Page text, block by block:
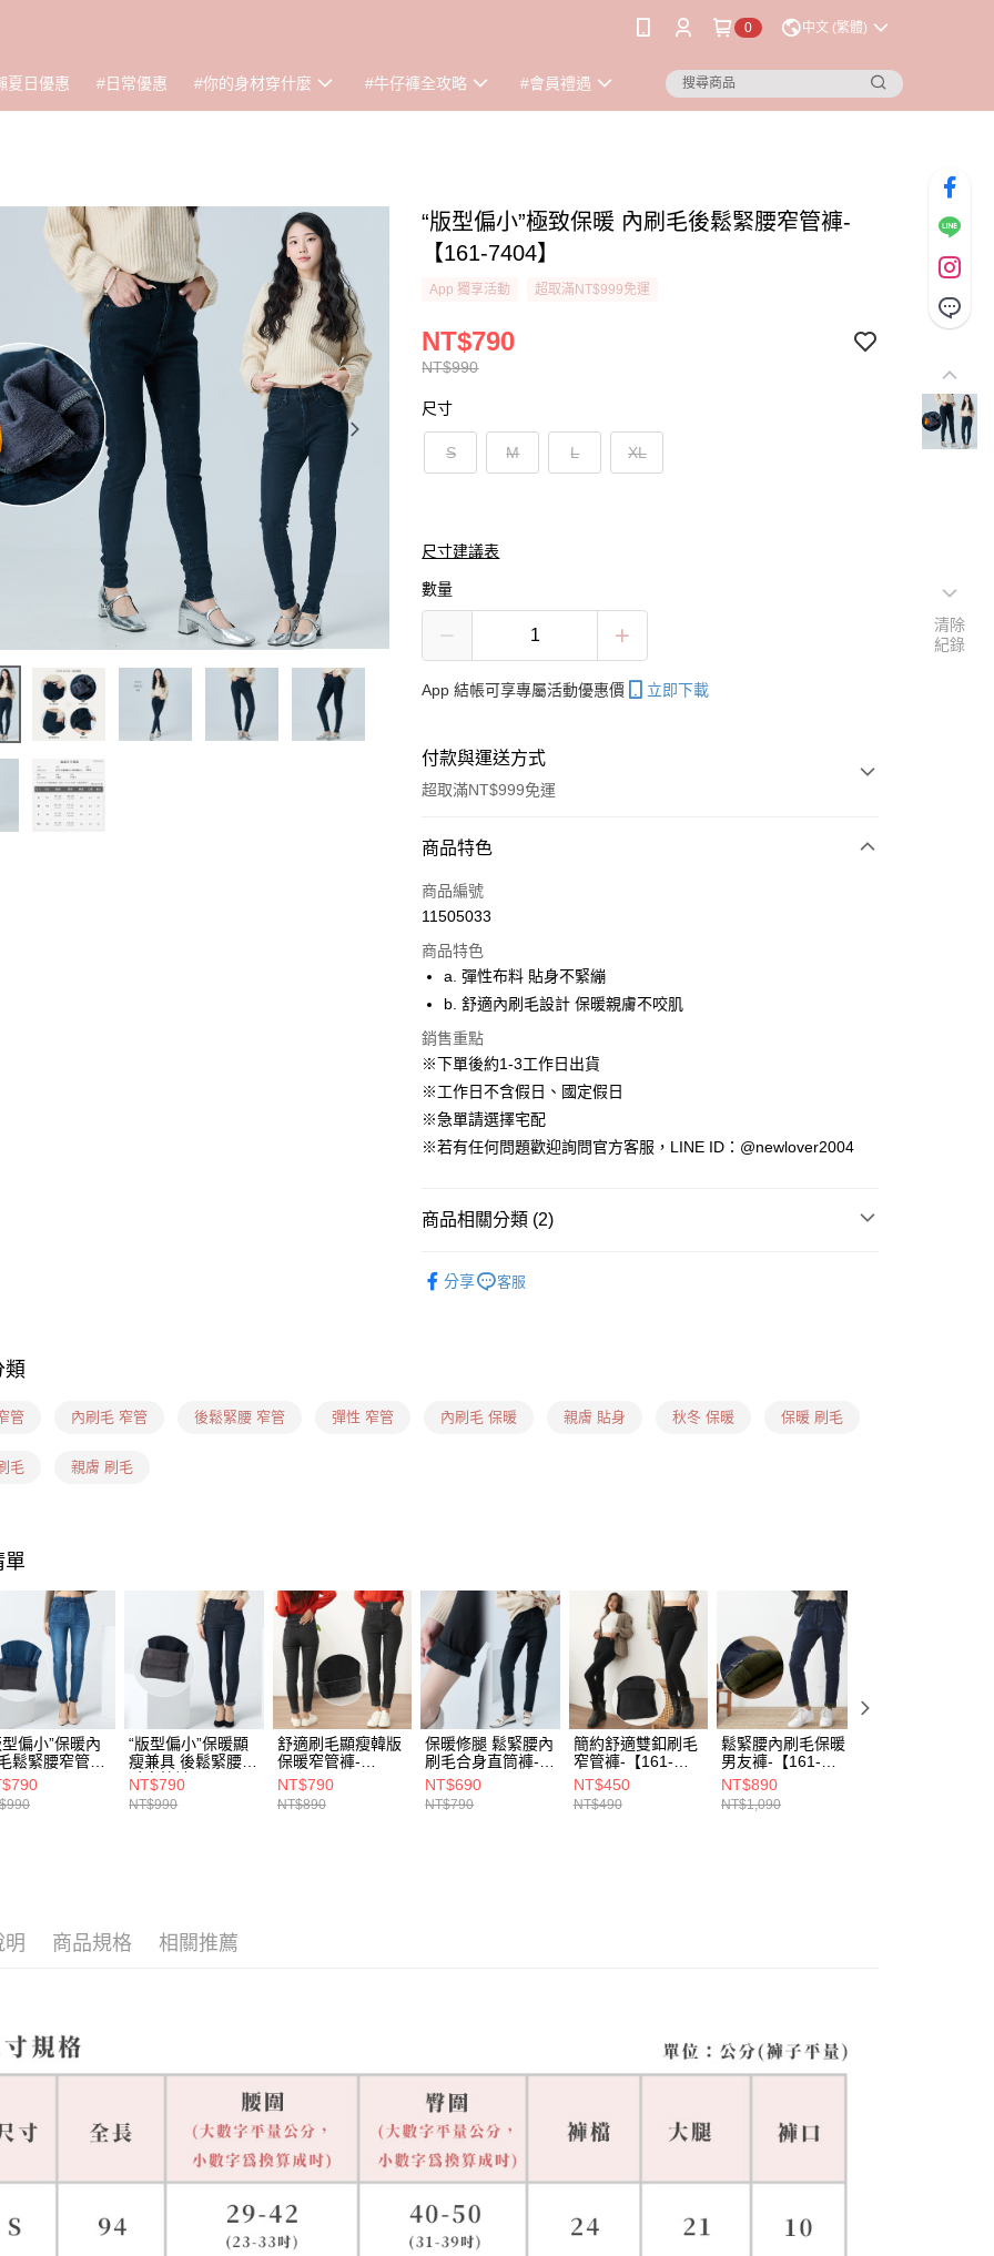
0 中文 (繁體)
夏日優惠 #日常優惠 #你的身材穿什麼 #牛仔褲全攻略 #會員禮遇
“版型偏小”極致保暖 內刷毛後鬆緊腰窄管褲-
【161-7404】
App 獨享活動 超取滿NT$999免運
NT$990
NT$790
尺寸
S M L XL
尺寸建議表
數量
App 結帳可享專屬活動優惠價 立即下載
付款與運送方式
超取滿NT$999免運
付款方式
信用卡一次付款
LINE Pay
ATM付款
貨到付款
運送方式
每筆NT$60，滿NT$1,599(含以上)免運費
宅配(貨到付款)
每筆NT$100，滿NT$1,899(含以上)免運費
商品特色
商品編號
11505033
商品特色
a. 彈性布料 貼身不緊繃
b. 舒適內刷毛設計 保暖親膚不咬肌
銷售重點
※下單後約1-3工作日出貨
※工作日不含假日、國定假日
※急單請選擇宅配
※若有任何問題歡迎詢問官方客服，LINE ID：@newlover2004
商品相關分類 (2)
分享 客服
類
管 內刷毛 窄管 後鬆緊腰 窄管 彈性 窄管 內刷毛 保暖 親膚 貼身 秋冬 保暖 保暖 刷毛
毛 親膚 刷毛
單
型偏小”保暖內
鬆緊腰窄管褲-
7568】
“版型偏小”保暖顯
瘦兼具 後鬆緊腰刷
毛窄管褲-【161-
7569】
NT$790
NT$990
舒適刷毛顯瘦韓版
保暖窄管褲-
【161-7508】
NT$790
NT$890
保暖修腿 鬆緊腰內
刷毛合身直筒褲-
【161-9430】
NT$690
NT$790
簡約舒適雙釦刷毛
窄管褲-【161-
9321】
NT$450
NT$490
鬆緊腰內刷毛保暖
男友褲-【161-
7403】
NT$890
NT$1,090
明 商品規格 相關推薦
清除
紀錄